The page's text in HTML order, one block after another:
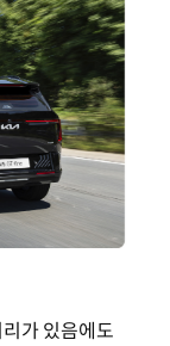
가 있음에도